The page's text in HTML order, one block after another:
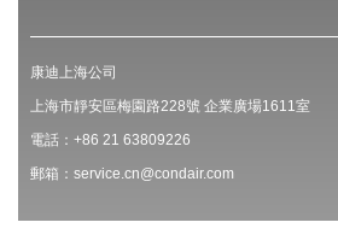
康迪上海公司
上海市靜安區梅園路228號 企業廣場1611室
電話：+86 21 63809226
郵箱：service.cn@condair.com